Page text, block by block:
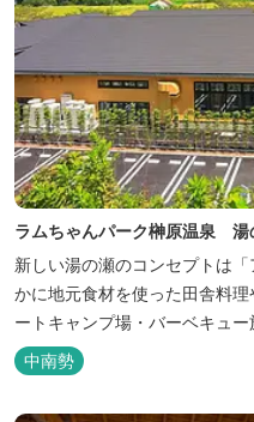
ラムちゃんパーク榊原温泉
新しい湯の瀬のコンセプトは
かに地元食材を使った田舎料
ートキャンプ場・バーベキュ
「湯の瀬市場」を設け、新鮮野
観光旅行が困難な障がい者や
福祉旅館として、全館バリア
中南勢